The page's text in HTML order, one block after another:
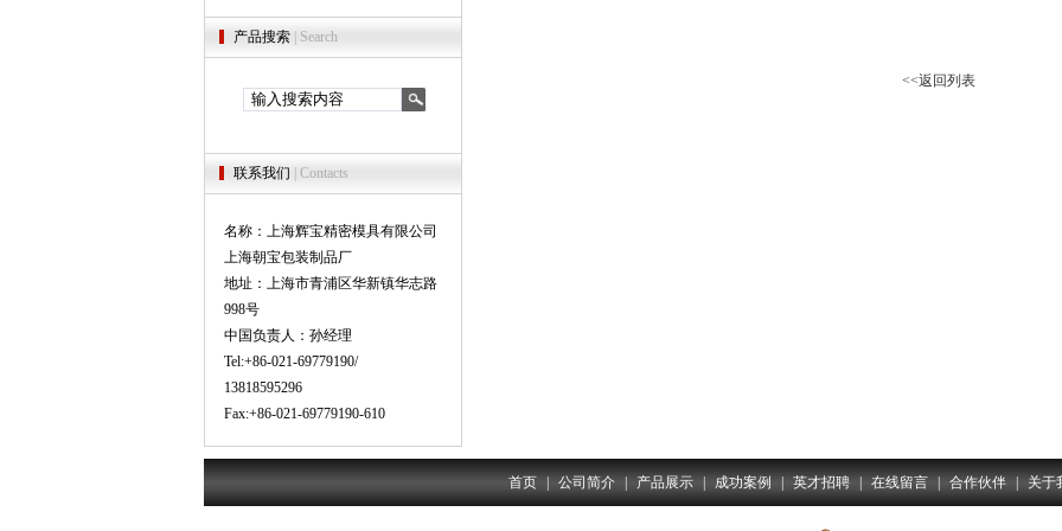
产品搜索 | Search
联系我们 | Contacts
名称：上海辉宝精密模具有限公司
上海朝宝包装制品厂
地址：上海市青浦区华新镇华志路
998号
中国负责人：孙经理
Tel:+86-021-69779190/
13818595296
Fax:+86-021-69779190-610
<<返回列表
首页 公司简介 产品展示 成功案例 英才招聘 在线留言 合作伙伴 关于